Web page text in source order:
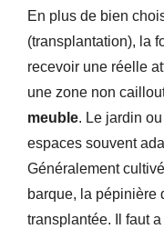
En plus de bien
(transplantation), la
recevoir une réelle
une zone non
meuble. Le jardin
espaces souvent
Généralement
barque, la pépinière
transplantée. Il faut